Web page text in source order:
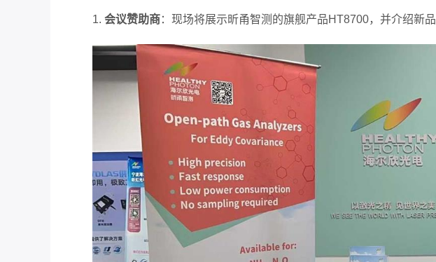
1. 会议赞助商：现场将展示昕甬智测的旗舰产品HT8700，并介绍新品